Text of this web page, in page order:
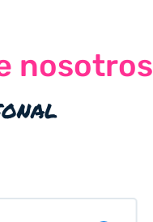
nosotros